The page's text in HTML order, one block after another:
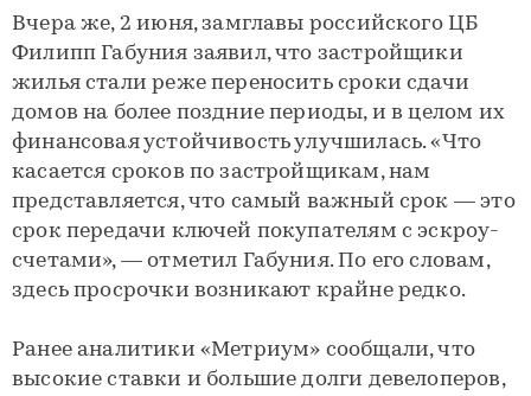
Вчера же, 2 июня, замглавы российского ЦБ
Филипп Габуния заявил, что застройщики
жилья стали реже переносить сроки сдачи
домов на более поздние периоды, и в целом их
финансовая устойчивость улучшилась. «Что
касается сроков по застройщикам, нам
представляется, что самый важный срок — это
срок передачи ключей покупателям с эскроу-
счетами», — отметил Габуния. По его словам,
здесь просрочки возникают крайне редко.
Ранее аналитики «Метриум» сообщали, что
высокие ставки и большие долги девелоперов,